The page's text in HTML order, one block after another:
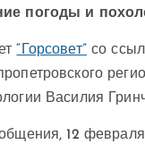
погоды и
“Горсовет” со
Василия
12